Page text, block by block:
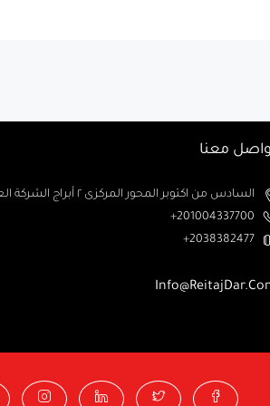
معنا
السادس من اكتوبر المحور المركزى ٢ أبراج الشركة العالمية (ابراج عزيز ميخائيل) – الدور 2 مكتب رتاج
201004337700+
2038382477+